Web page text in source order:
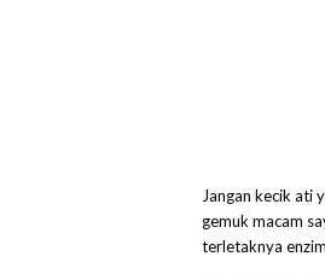
Jangan kecik ati
gemuk macam
terletaknya